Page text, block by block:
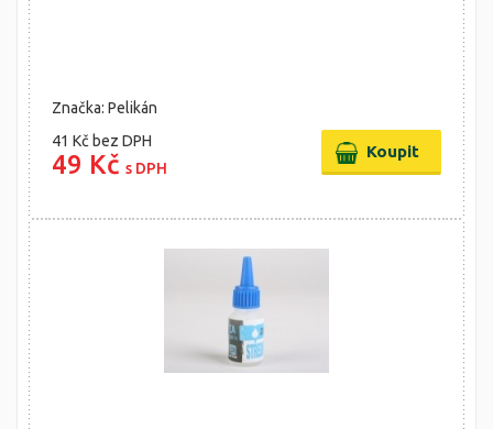
Značka: Pelikán
41 Kč bez DPH
49 Kč s DPH